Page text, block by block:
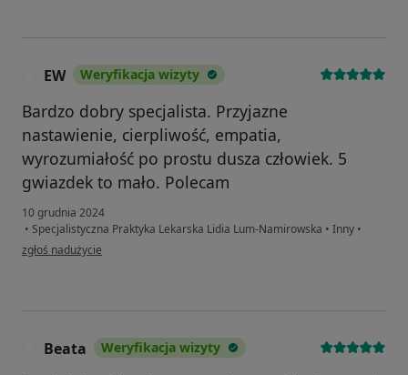
EW Weryfikacja wizyty
Bardzo dobry specjalista. Przyjazne
nastawienie, cierpliwość, empatia,
wyrozumiałość po prostu dusza człowiek. 5
gwiazdek to mało. Polecam
10 grudnia 2024
• Specjalistyczna Praktyka Lekarska Lidia Lum-Namirowska • Inny •
w opinii użytkownika EW
zgłoś nadużycie
Beata Weryfikacja wizyty